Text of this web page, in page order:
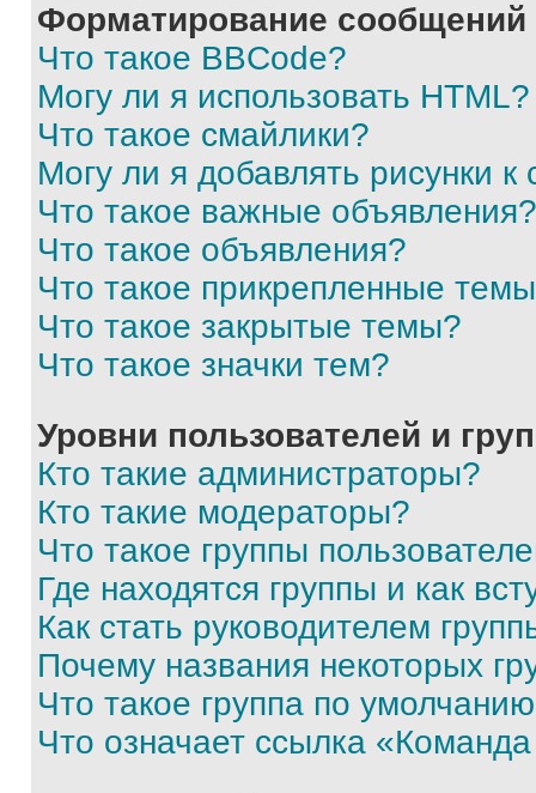
Форматирование
Что такое BBCode?
Могу ли я использовать HTML?
Что такое смайлики?
Могу ли я добавлять рисунки
Что такое важные объявления?
Что такое объявления?
Что такое прикрепленные
Что такое закрытые темы?
Что такое значки тем?
Уровни пользователей и
Кто такие администраторы?
Кто такие модераторы?
Что такое группы
Где находятся группы и как
Как стать руководителем
Почему названия некоторых
Что такое группа по
Что означает ссылка